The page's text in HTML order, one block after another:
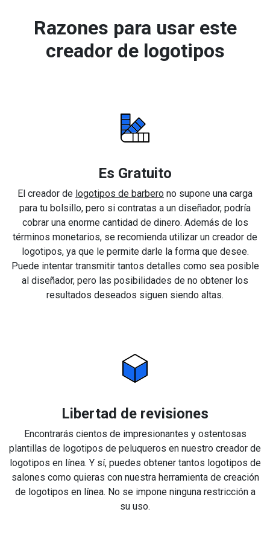
Razones para usar este
creador de logotipos
Es Gratuito
El creador de logotipos de barbero no supone una carga
para tu bolsillo, pero si contratas a un diseñador, podría
cobrar una enorme cantidad de dinero. Además de los
términos monetarios, se recomienda utilizar un creador de
logotipos, ya que le permite darle la forma que desee.
Puede intentar transmitir tantos detalles como sea posible
al diseñador, pero las posibilidades de no obtener los
resultados deseados siguen siendo altas.
Libertad de revisiones
Encontrarás cientos de impresionantes y ostentosas
plantillas de logotipos de peluqueros en nuestro creador de
logotipos en línea. Y sí, puedes obtener tantos logotipos de
salones como quieras con nuestra herramienta de creación
de logotipos en línea. No se impone ninguna restricción a
su uso.